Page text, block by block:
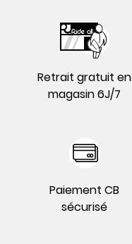
Retrait gratuit en
magasin 6J/7
Paiement CB
sécurisé